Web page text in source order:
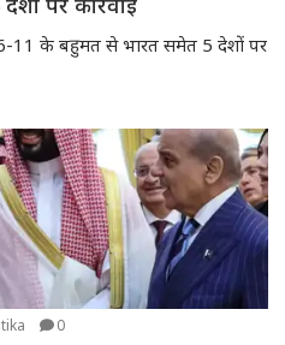
11 के बहुमत से भारत समेत 5 देशों पर
0